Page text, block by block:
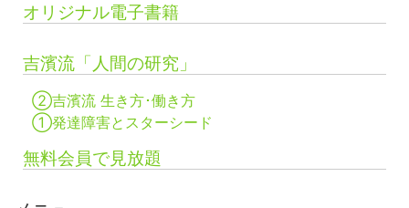
オリジナル電子書籍
吉濱流「人間の研究」
②吉濱流 生き方･働き方
①発達障害とスターシード
無料会員で見放題